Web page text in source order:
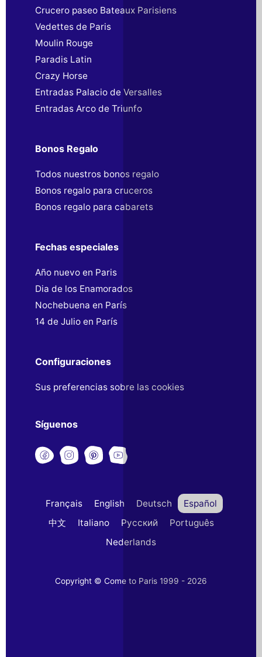
Crucero paseo Bateaux Parisiens
Vedettes de Paris
Moulin Rouge
Paradis Latin
Crazy Horse
Entradas Palacio de Versalles
Entradas Arco de Triunfo
Bonos Regalo
Todos nuestros bonos regalo
Bonos regalo para cruceros
Bonos regalo para cabarets
Fechas especiales
Año nuevo en Paris
Dia de los Enamorados
Nochebuena en París
14 de Julio en París
Configuraciones
Sus preferencias sobre las cookies
Síguenos
Français English Deutsch
Español
中文
Italiano Русский
Português
Nederlands
Copyright © Come to Paris 1999 - 2026